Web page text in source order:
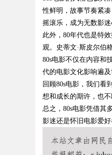
!
性鲜明，故事节奏紧
摇滚乐，成为无数影迷
此外，80年代也是特
观。史蒂文·斯皮尔伯
80s电影不仅在内容和
代的电影文化影响遍
回顾80s电影，我们看
想和成长的期许，也
总之，80s电影凭借其
影迷还是怀旧电影爱